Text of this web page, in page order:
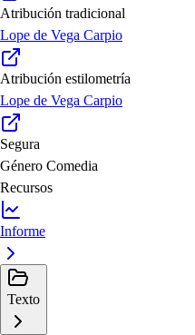
Atribución tradicional
Lope de Vega Carpio
Atribución estilometría
Lope de Vega Carpio
Segura
Género Comedia
Recursos
Informe
Texto